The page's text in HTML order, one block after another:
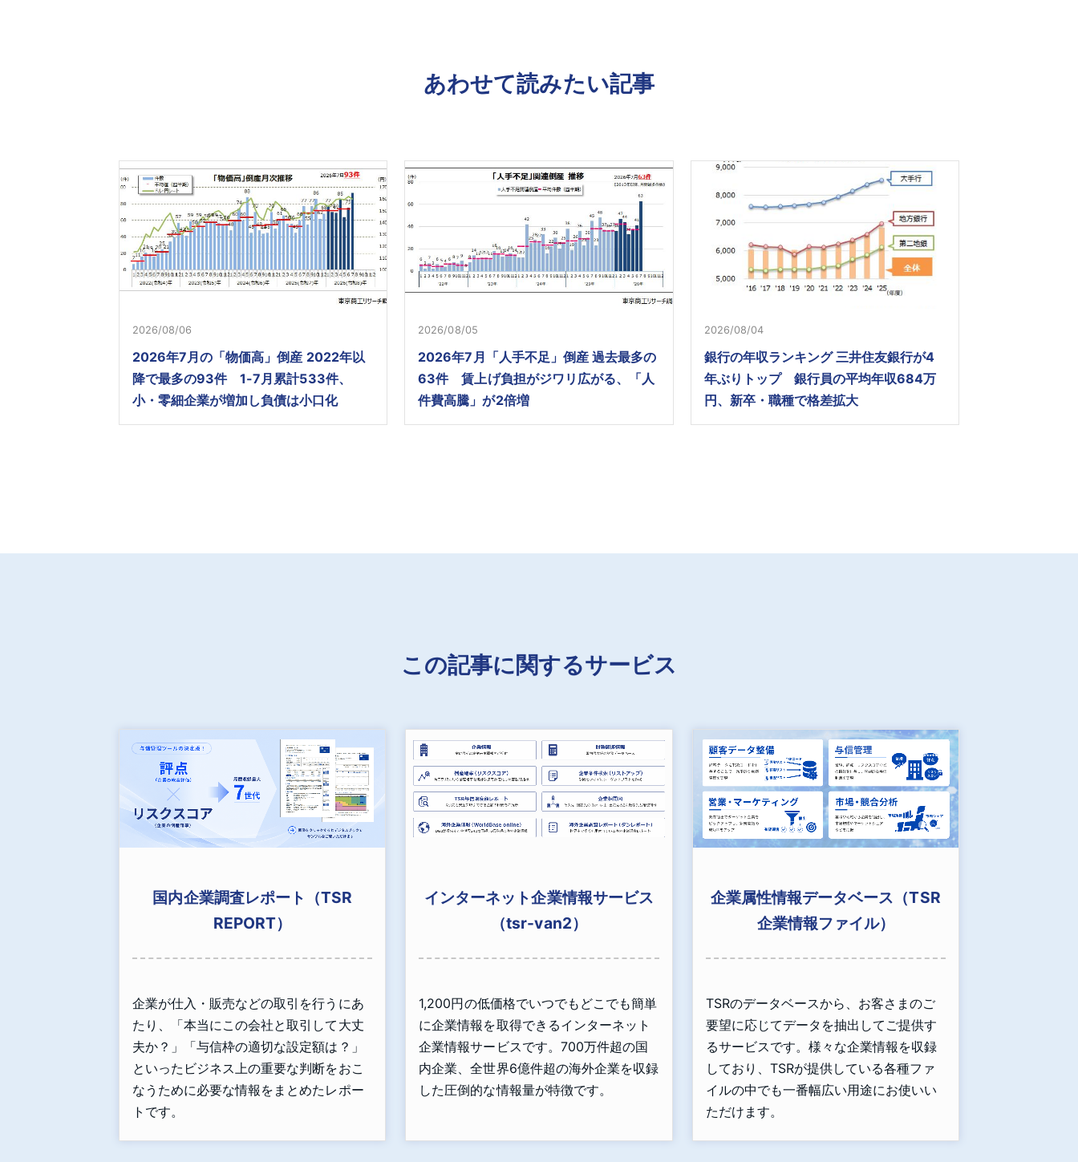
あわせて読みたい記事
2026/08/06
2026年7月の「物価高」倒産 2022年以
降で最多の93件 1-7月累計533件、
小・零細企業が増加し負債は小口化
2026/08/05
2026年7月「人手不足」倒産 過去最多の
63件 賃上げ負担がジワリ広がる、「人
件費高騰」が2倍増
2026/08/04
銀行の年収ランキング 三井住友銀行が4
年ぶりトップ 銀行員の平均年収684万
円、新卒・職種で格差拡大
この記事に関するサービス
国内企業調査レポート（TSR
REPORT）
企業が仕入・販売などの取引を行うにあ
たり、「本当にこの会社と取引して大丈
夫か？」「与信枠の適切な設定額は？」
といったビジネス上の重要な判断をおこ
なうために必要な情報をまとめたレポー
トです。
インターネット企業情報サービス
（tsr-van2）
1,200円の低価格でいつでもどこでも簡単
に企業情報を取得できるインターネット
企業情報サービスです。700万件超の国
内企業、全世界6億件超の海外企業を収録
した圧倒的な情報量が特徴です。
企業属性情報データベース（TSR
企業情報ファイル）
TSRのデータベースから、お客さまのご
要望に応じてデータを抽出してご提供す
るサービスです。様々な企業情報を収録
しており、TSRが提供している各種ファ
イルの中でも一番幅広い用途にお使いい
ただけます。